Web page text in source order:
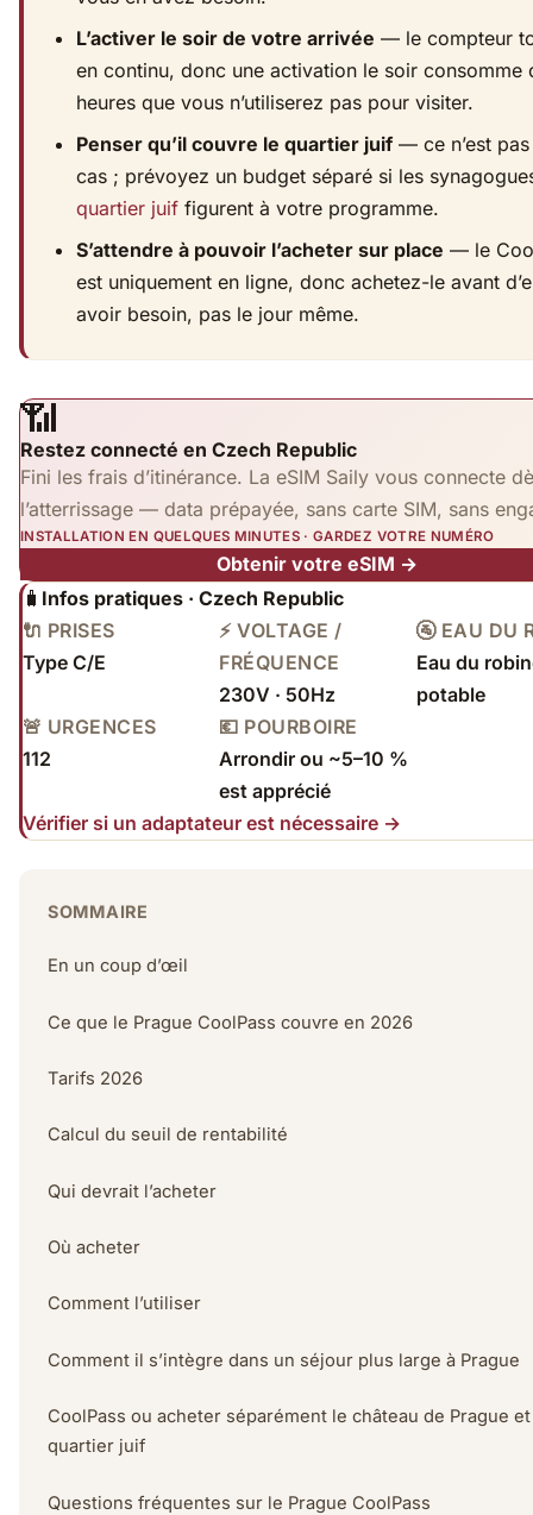
L’activer le soir de votre arrivée — le compteur
en continu, donc une activation le soir consomme
heures que vous n’utiliserez pas pour visiter.
Penser qu’il couvre le quartier juif — ce n’est
cas ; prévoyez un budget séparé si les
quartier juif figurent à votre programme.
S’attendre à pouvoir l’acheter sur place — le
est uniquement en ligne, donc achetez-le avant
avoir besoin, pas le jour même.
📶
Restez connecté en Czech Republic
Fini les frais d’itinérance. La eSIM Saily vous connecte
l’atterrissage — data prépayée, sans carte SIM, sans
INSTALLATION EN QUELQUES MINUTES · GARDEZ VOTRE NUMÉRO
Obtenir votre eSIM →
🧳 Infos pratiques · Czech Republic
🔌 PRISES
Type C/E
⚡ VOLTAGE /
FRÉQUENCE
230V · 50Hz
🚰 EAU DU
Eau du
potable
🚨 URGENCES
112
💶 POURBOIRE
Arrondir ou ~5–10 %
est apprécié
Vérifier si un adaptateur est nécessaire →
SOMMAIRE
En un coup d’œil
Ce que le Prague CoolPass couvre en 2026
Tarifs 2026
Calcul du seuil de rentabilité
Qui devrait l’acheter
Où acheter
Comment l’utiliser
Comment il s’intègre dans un séjour plus large à Prague
CoolPass ou acheter séparément le château de Prague
quartier juif
Questions fréquentes sur le Prague CoolPass